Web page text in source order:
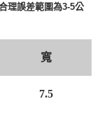
理誤差範圍為3-5公
寬
7.5